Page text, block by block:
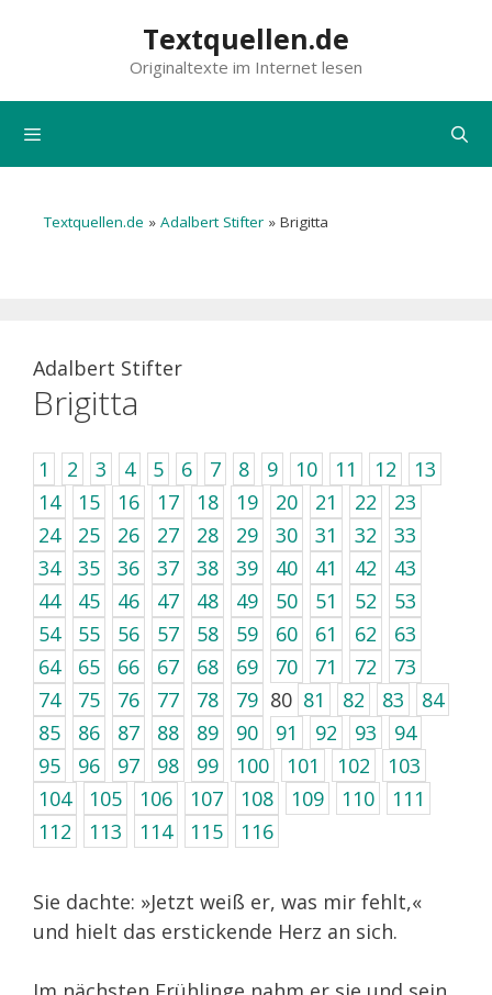
Textquellen.de
Originaltexte im Internet lesen
Textquellen.de » Adalbert Stifter » Brigitta
Adalbert Stifter
Brigitta
1 2 3 4 5 6 7 8 9 10 11 12
13
14
15 16 17 18 19 20 21 22
23
24
25 26 27 28 29 30 31 32
33
34
35 36 37 38 39 40 41 42
43
44
45 46 47 48 49 50 51 52
53
54
55 56 57 58 59 60 61 62
63
64
65 66 67 68 69 70 71 72
73
74
75 76 77 78 79 80 81 82 83
84
85
86 87 88 89 90 91 92 93
94
95
96 97 98 99 100 101 102
103
104
105 106 107 108 109 110
111
112
113 114 115 116
Sie dachte: »Jetzt weiß er, was mir fehlt,«
und hielt das erstickende Herz an sich.